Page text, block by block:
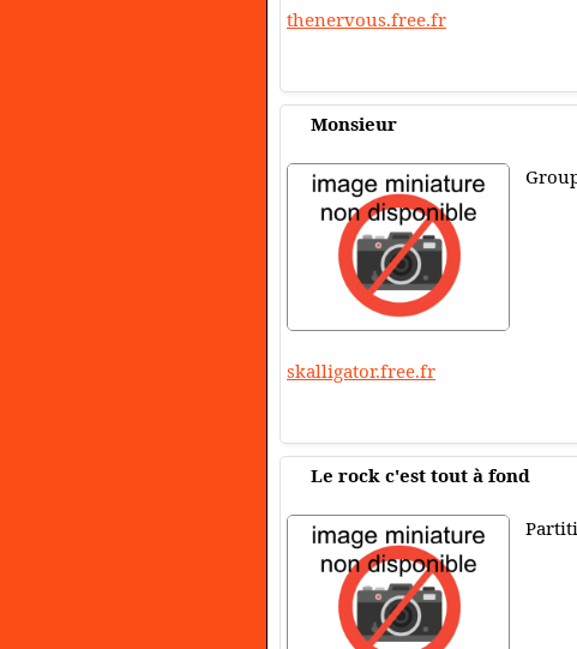
thenervous.free.fr
Monsieur
skalligator.free.fr
Le rock c'est tout à fond